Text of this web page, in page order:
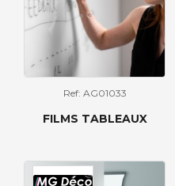
Ref: AG01033
FILMS TABLEAUX